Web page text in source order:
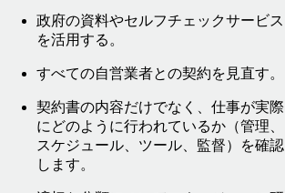
政府の資料やセルフチェックサービス
を活用する。
すべての自営業者との契約を見直す。
契約書の内容だけでなく、仕事が実際
にどのように行われているか（管理、
スケジュール、ツール、監督）を確認
します。